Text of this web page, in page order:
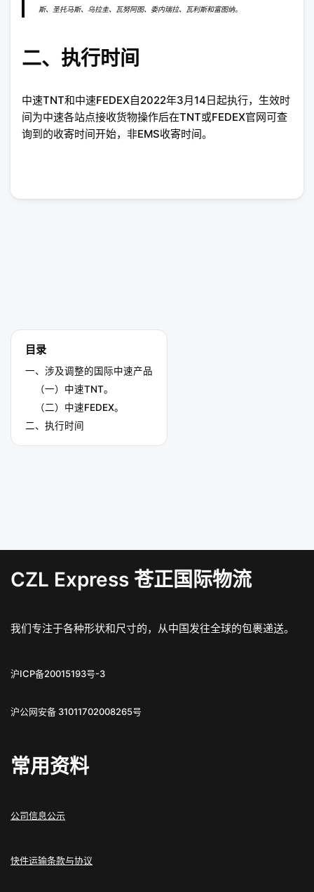
斯、圣托马斯、乌拉圭、瓦努阿图、委内瑞拉、瓦利斯和富图纳。
二、执行时间
中速TNT和中速FEDEX自2022年3月14日起执行，生效时
间为中速各站点接收货物操作后在TNT或FEDEX官网可查
询到的收寄时间开始，非EMS收寄时间。
目录
一、涉及调整的国际中速产品
（一）中速TNT。
（二）中速FEDEX。
二、执行时间
CZL Express 苍正国际物流
我们专注于各种形状和尺寸的，从中国发往全球的包裹递送。
沪ICP备20015193号-3
沪公网安备 31011702008265号
常用资料
公司信息公示
快件运输条款与协议